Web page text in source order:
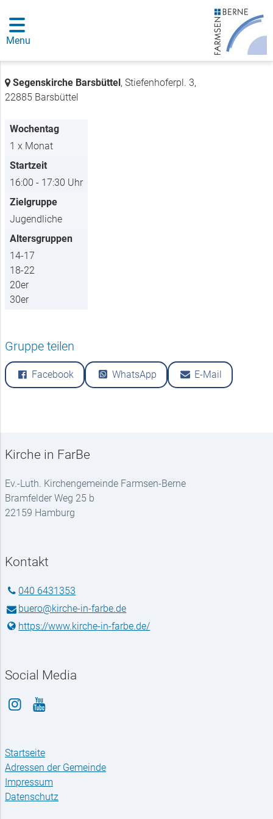
Menu
Segenskirche Barsbüttel, Stiefenhoferpl. 3,
22885 Barsbüttel
Wochentag
1 x Monat
Startzeit
16:00 - 17:30 Uhr
Zielgruppe
Jugendliche
Altersgruppen
14-17
18-22
20er
30er
Gruppe teilen
Facebook WhatsApp E-Mail
Kirche in FarBe
Ev.-Luth. Kirchengemeinde Farmsen-Berne
Bramfelder Weg 25 b
22159 Hamburg
Kontakt
040 6431353
buero@​kirche-in-farbe.​de
https://www.​kirche-in-farbe.​de/
Social Media
Startseite
Adressen der Gemeinde
Impressum
Datenschutz